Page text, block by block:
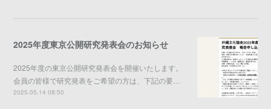
2025年度東京公開研究発表会のお知らせ
2025年度の東京公開研究発表会を開催いたします。
会員の皆様で研究発表をご希望の方は、下記の要…
2025.05.14 08:50